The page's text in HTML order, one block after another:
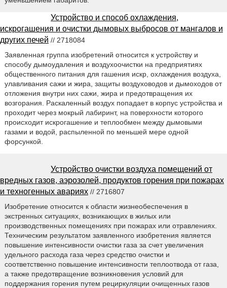
Устройство и способ охлаждения,
искрогашения и очистки дымовых выбросов от мангалов и
других печей // 2718084
Заявленная группа изобретений относится к устройству и
способу дымоудаления и воздухоочистки на предприятиях
общественного питания для гашения искр, охлаждения воздуха,
улавливания сажи и жира, защиты воздуховодов и дымоходов от
отложения внутри них сажи, жира и предотвращения их
возгорания. Раскаленный воздух попадает в корпус устройства и
проходит через мокрый лабиринт, на поверхности которого
происходит искрогашение и теплообмен между дымовыми
газами и водой, распыленной по меньшей мере одной
форсункой.
Устройство очистки воздуха помещений от
вредных газов, аэрозолей, продуктов горения при пожарах
и техногенных авариях // 2716807
Изобретение относится к области жизнеобеспечения в
экстренных ситуациях, возникающих в жилых или
производственных помещениях при пожарах или отравлениях.
Техническим результатом заявленного изобретения является
повышение интенсивности очистки газа за счет увеличения
удельного расхода газа через средство очистки и
соответственно повышение интенсивности теплоотвода от газа,
а также предотвращение возникновения условий для
поддержания горения путем рециркуляции очищенных газов